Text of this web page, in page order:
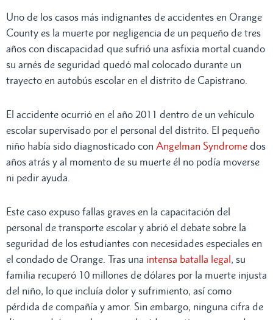
Uno de los casos más indignantes de accidentes en Orange
County es la muerte por negligencia de un pequeño de tres
años con discapacidad que sufrió una asfixia mortal cuando
su arnés de seguridad quedó mal colocado durante un
trayecto en autobús escolar en el distrito de Capistrano.
El accidente ocurrió en el año 2011 dentro de un vehículo
escolar supervisado por el personal del distrito. El pequeño
niño había sido diagnosticado con Angelman Syndrome dos
años atrás y al momento de su muerte él no podía moverse
ni pedir ayuda.
Este caso expuso fallas graves en la capacitación del
personal de transporte escolar y abrió el debate sobre la
seguridad de los estudiantes con necesidades especiales en
el condado de Orange. Tras una intensa batalla legal, su
familia recuperó 10 millones de dólares por la muerte injusta
del niño, lo que incluía dolor y sufrimiento, así como
pérdida de compañía y amor. Sin embargo, ninguna cifra de